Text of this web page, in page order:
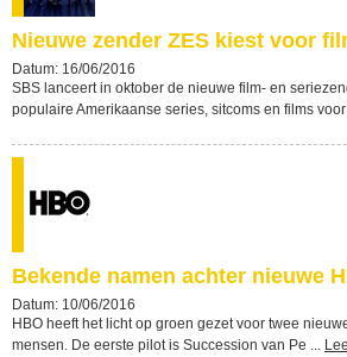
Nieuwe zender ZES kiest voor
Datum: 16/06/2016
SBS lanceert in oktober de nieuwe film- en
populaire Amerikaanse series, sitcoms en films voor
Bekende namen achter nieuwe
Datum: 10/06/2016
HBO heeft het licht op groen gezet voor twee
mensen. De eerste pilot is Succession van Pe ...